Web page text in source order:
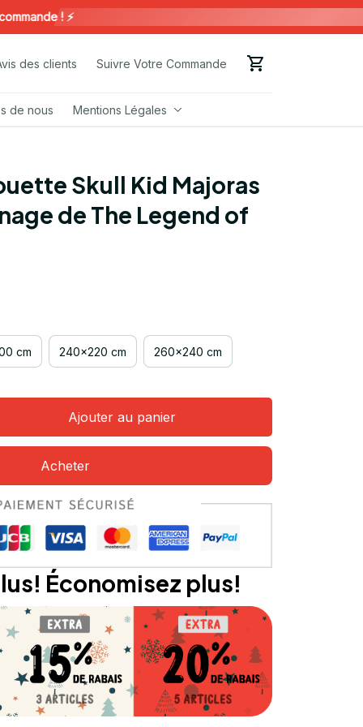
! ⚡️
des clients Suivre Votre Commande
de nous Mentions Légales
Skull Kid Majoras
de The Legend of
cm 240x220 cm 260x240 cm
Ajouter au panier
Acheter
Économisez plus!